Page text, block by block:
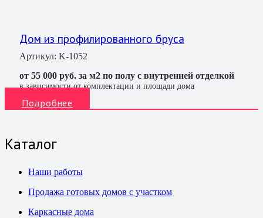
Дом из профилированного бруса
Артикул: K-1052
от 55 000 руб. за м2 по полу с внутренней отделкой
в зависимости от комплектации и площади дома
Подробнее
Каталог
Наши работы
Продажа готовых домов с участком
Каркасные дома